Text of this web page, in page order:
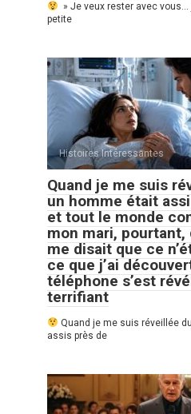
» Je veux rester avec vous…
petite
Histoires Intéressantes
Quand je me suis
un homme était
et tout le monde
mon mari, pourtant,
me disait que ce
ce que j’ai
téléphone s’est
terrifiant
Quand je me suis réveillée
assis près de